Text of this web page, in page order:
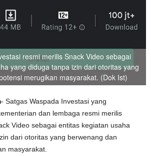
resmi merilis Snack Video sebagai
yang diduga tanpa izin dari otoritas yang
merugikan masyarakat. (Dok Ist)
- Satgas Waspada Investasi yang
dan lembaga resmi merilis
Video sebagai entitas kegiatan usaha
dari otoritas yang berwenang dan
masyarakat.